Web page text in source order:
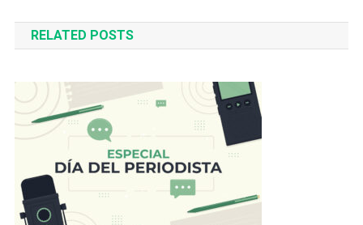
de
entradas
RELATED POSTS